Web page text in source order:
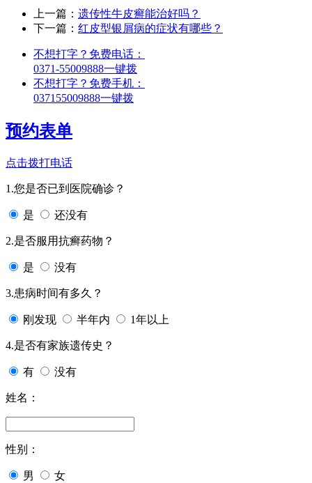
上一篇： 遗传性牛皮癣能治好吗？
下一篇： 红皮型银屑病的症状有哪些？
不想打字？免费电话：
0371-55009888一键拨
不想打字？免费手机：
037155009888一键拨
预约表单
点击拨打电话
1.您是否已到医院确诊？
是 还没有
2.是否服用抗癣药物？
是 没有
3.患病时间有多久？
刚发现 半年内 1年以上
4.是否有家族遗传史？
有 没有
姓名：
性别：
男 女